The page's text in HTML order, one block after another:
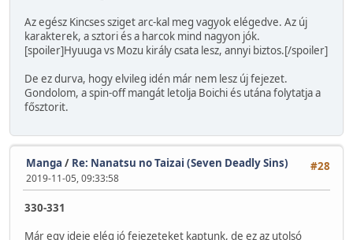
Az egész Kincses sziget arc-kal meg vagyok elégedve. Az új
karakterek, a sztori és a harcok mind nagyon jók.
[spoiler]Hyuuga vs Mozu király csata lesz, annyi biztos.[/spoiler]
De ez durva, hogy elvileg idén már nem lesz új fejezet.
Gondolom, a spin-off mangát letolja Boichi és utána folytatja a
fősztorit.
#28
Manga / Re: Nanatsu no Taizai (Seven Deadly Sins)
2019-11-05, 09:33:58
330-331
Már egy ideje elég jó fejezeteket kaptunk, de ez az utolsó